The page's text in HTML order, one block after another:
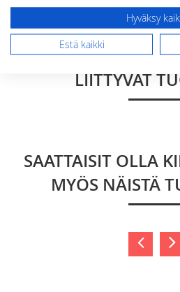
Lähetä
LIITTYVÄT
SAATTAISIT OLLA
MYÖS NÄISTÄ
Hyväksy
Estä kaikki